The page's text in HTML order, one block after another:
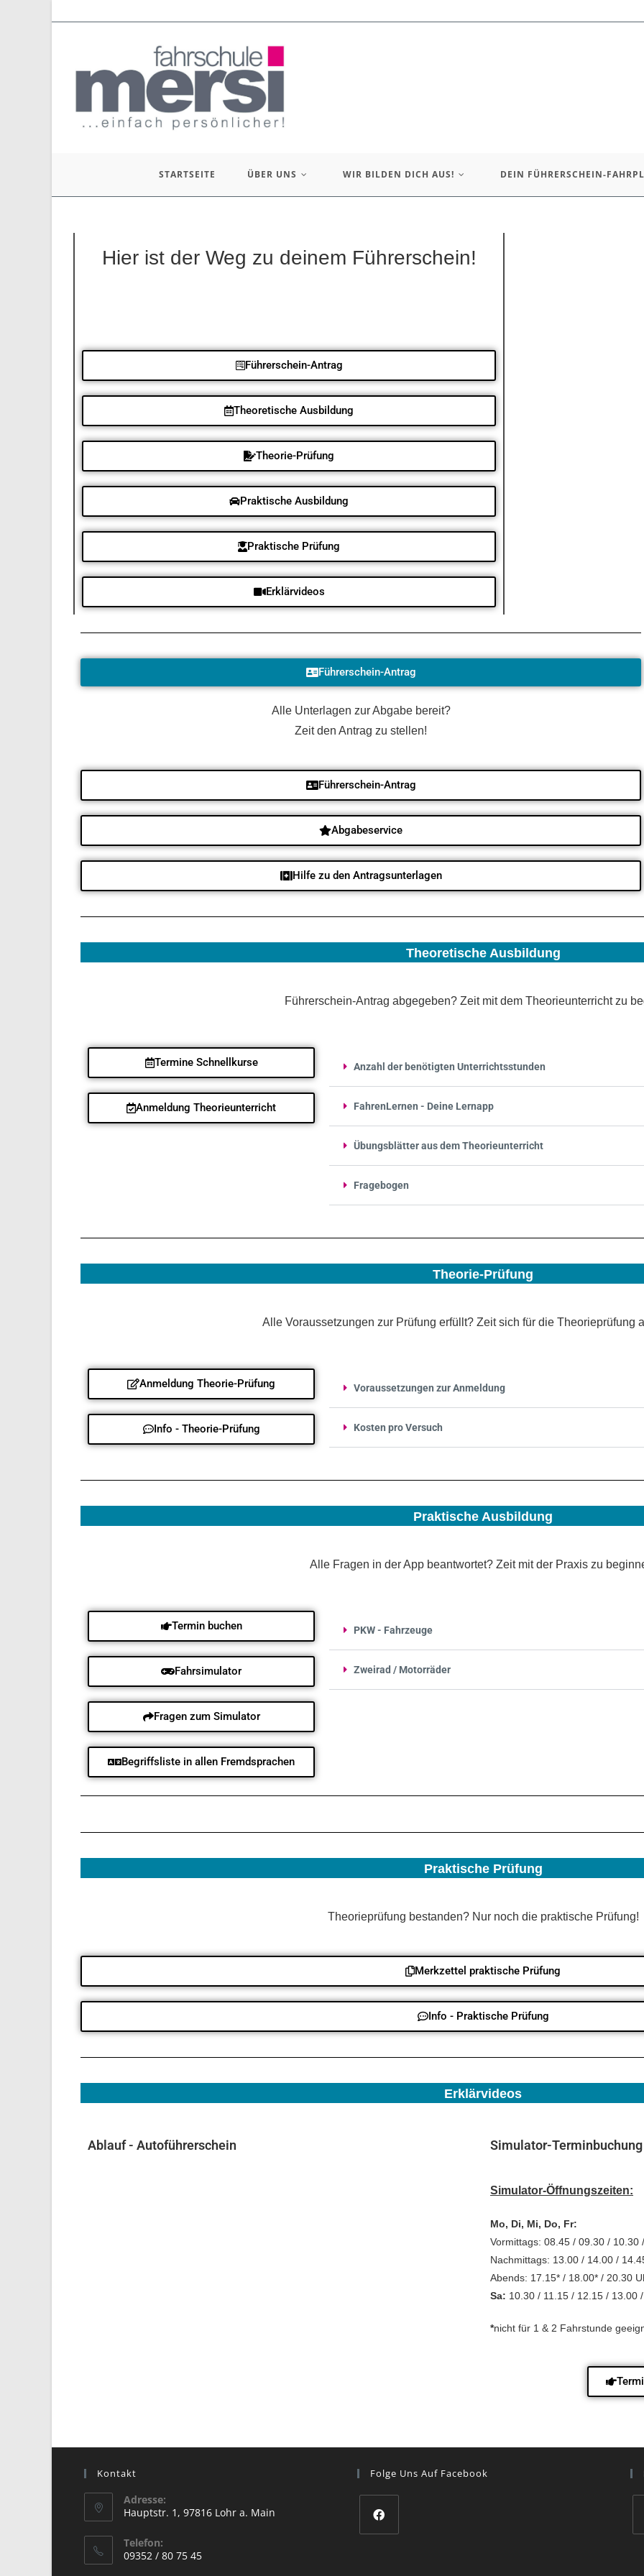
STARTSEITE ÜBER UNS WIR BILDEN DICH AUS! DEIN FÜHRERSCHEIN-
Hier ist der Weg zu deinem Führerschein!
Führerschein-Antrag
Theoretische Ausbildung
Theorie-Prüfung
Praktische Ausbildung
Praktische Prüfung
Erklärvideos
Führerschein-Antrag
Alle Unterlagen zur Abgabe bereit?
Zeit den Antrag zu stellen!
Führerschein-Antrag
Abgabeservice
Hilfe zu den Antragsunterlagen
Theoretische Ausbildung
Führerschein-Antrag abgegeben? Zeit mit dem Theorieunterricht zu
Termine Schnellkurse
Anmeldung Theorieunterricht
Anzahl der benötigten Unterrichtsstunden
FahrenLernen - Deine Lernapp
Übungsblätter aus dem Theorieunterricht
Fragebogen
Theorie-Prüfung
Alle Voraussetzungen zur Prüfung erfüllt? Zeit sich für die Theorieprüfung
Anmeldung Theorie-Prüfung
Info - Theorie-Prüfung
Voraussetzungen zur Anmeldung
Kosten pro Versuch
Praktische Ausbildung
Alle Fragen in der App beantwortet? Zeit mit der Praxis zu
Termin buchen
Fahrsimulator
Fragen zum Simulator
Begriffsliste in allen Fremdsprachen
PKW - Fahrzeuge
Zweirad / Motorräder
Praktische Prüfung
Theorieprüfung bestanden? Nur noch die praktische Prüfung!
Merkzettel praktische Prüfung
Info - Praktische Prüfung
Erklärvideos
Ablauf - Autoführerschein Simulator-
Simulator-Öffnungszeiten:
Mo, Di, Mi, Do, Fr:
Vormittags: 08.45 / 09.30 / 10.30
Nachmittags: 13.00 / 14.00 /
Abends: 17.15* / 18.00* / 20.30
Sa: 10.30 / 11.15 / 12.15 / 13.00
*nicht für 1 & 2 Fahrstunde
Kontakt
Adresse:
Hauptstr. 1, 97816 Lohr a. Main
Telefon:
09352 / 80 75 45
Folge Uns Auf Facebook